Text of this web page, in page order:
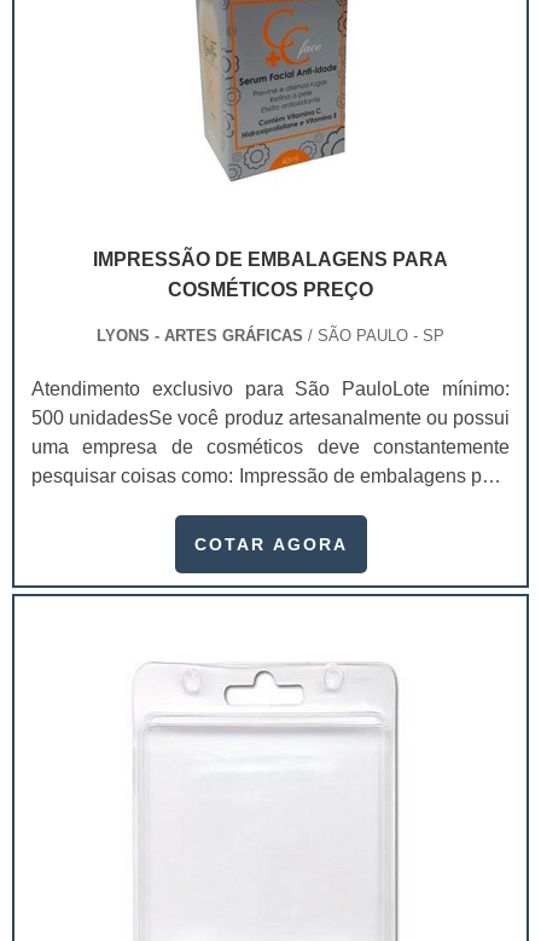
IMPRESSÃO DE EMBALAGENS PARA
COSMÉTICOS PREÇO
LYONS - ARTES GRÁFICAS / SÃO PAULO - SP
Atendimento exclusivo para São PauloLote mínimo:
500 unidadesSe você produz artesanalmente ou possui
uma empresa de cosméticos deve constantemente
pesquisar coisas como: Impressão de embalagens para
um investimento necessário para quem está no
extremamente competitivo, assim, as embalagens
COTAR AGORA